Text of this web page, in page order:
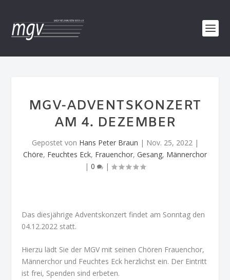
MGV-ADVENTSKONZERT
AM 4. DEZEMBER
Gepostet von Hans Peter Braun | Nov. 25, 2022|
Chöre, Feuchtes Eck, Frauenchor, Gesang, Männerchor
| 0 |
Das diesjährige Adventskonzert findet am Sonntag den
04.12.2022 statt.
Hierzu lädt Sie der MGV mit seinen Chören Frauenchor,
Männerchor und Feuchtes Eck herzlichst ein. Der Eintritt
ist frei, Spenden sind erbeten.